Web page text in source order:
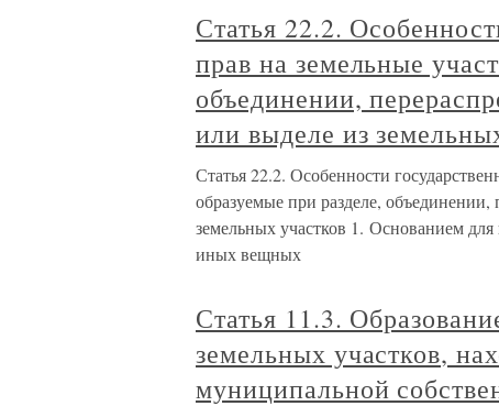
Статья 22.2.
прав на земельные
объединении,
или выделе из
Статья 22.2. Особенности
образуемые при разделе,
земельных участков 1. Основанием для
иных вещных
Статья 11.3.
земельных участков,
муниципальной